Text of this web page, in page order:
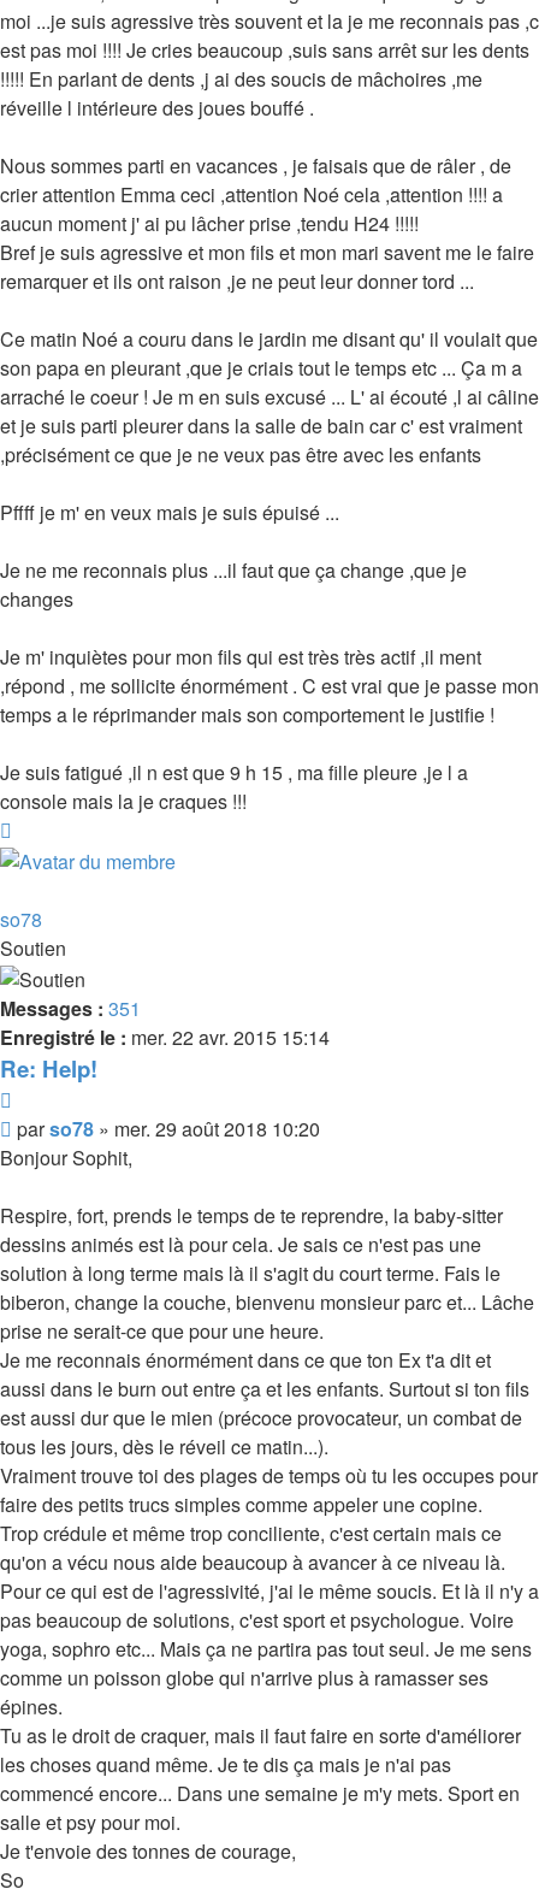
moi ...je suis agressive très souvent et la je me reconnais pas ,c
est pas moi !!!! Je cries beaucoup ,suis sans arrêt sur les dents
!!!!! En parlant de dents ,j ai des soucis de mâchoires ,me
réveille l intérieure des joues bouffé .
Nous sommes parti en vacances , je faisais que de râler , de
crier attention Emma ceci ,attention Noé cela ,attention !!!! a
aucun moment j' ai pu lâcher prise ,tendu H24 !!!!!
Bref je suis agressive et mon fils et mon mari savent me le faire
remarquer et ils ont raison ,je ne peut leur donner tord ...
Ce matin Noé a couru dans le jardin me disant qu' il voulait que
son papa en pleurant ,que je criais tout le temps etc ... Ça m a
arraché le coeur ! Je m en suis excusé ... L' ai écouté ,l ai câline
et je suis parti pleurer dans la salle de bain car c' est vraiment
,précisément ce que je ne veux pas être avec les enfants
Pffff je m' en veux mais je suis épuisé ...
Je ne me reconnais plus ...il faut que ça change ,que je
changes
Je m' inquiètes pour mon fils qui est très très actif ,il ment
,répond , me sollicite énormément . C est vrai que je passe mon
temps a le réprimander mais son comportement le justifie !
Je suis fatigué ,il n est que 9 h 15 , ma fille pleure ,je l a
console mais la je craques !!!
so78
Soutien
Messages : 351
Enregistré le : mer. 22 avr. 2015 15:14
Re: Help!
Message
parso78 » mer. 29 août 2018 10:20
Bonjour Sophit,
Respire, fort, prends le temps de te reprendre, la baby-sitter
dessins animés est là pour cela. Je sais ce n'est pas une
solution à long terme mais là il s'agit du court terme. Fais le
biberon, change la couche, bienvenu monsieur parc et... Lâche
prise ne serait-ce que pour une heure.
Je me reconnais énormément dans ce que ton Ex t'a dit et
aussi dans le burn out entre ça et les enfants. Surtout si ton fils
est aussi dur que le mien (précoce provocateur, un combat de
tous les jours, dès le réveil ce matin...).
Vraiment trouve toi des plages de temps où tu les occupes pour
faire des petits trucs simples comme appeler une copine.
Trop crédule et même trop conciliente, c'est certain mais ce
qu'on a vécu nous aide beaucoup à avancer à ce niveau là.
Pour ce qui est de l'agressivité, j'ai le même soucis. Et là il n'y a
pas beaucoup de solutions, c'est sport et psychologue. Voire
yoga, sophro etc... Mais ça ne partira pas tout seul. Je me sens
comme un poisson globe qui n'arrive plus à ramasser ses
épines.
Tu as le droit de craquer, mais il faut faire en sorte d'améliorer
les choses quand même. Je te dis ça mais je n'ai pas
commencé encore... Dans une semaine je m'y mets. Sport en
salle et psy pour moi.
Je t'envoie des tonnes de courage,
So